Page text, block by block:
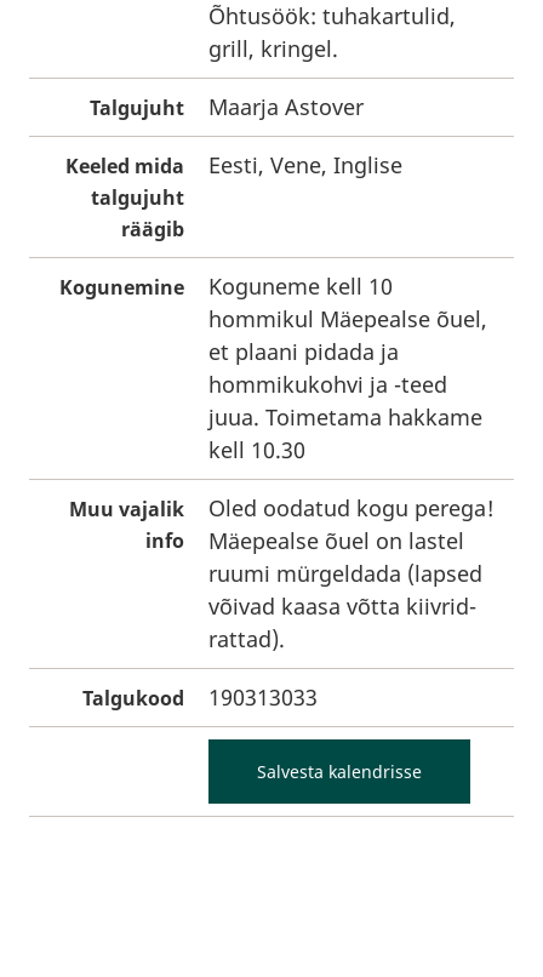
Õhtusöök: tuhakartulid,
grill, kringel.
Talgujuht Maarja Astover
Keeled mida
talgujuht
räägib
Eesti, Vene, Inglise
Kogunemine
Koguneme kell 10
hommikul Mäepealse õuel,
et plaani pidada ja
hommikukohvi ja -teed
juua. Toimetama hakkame
kell 10.30
Muu vajalik
info
Oled oodatud kogu perega!
Mäepealse õuel on lastel
ruumi mürgeldada (lapsed
võivad kaasa võtta kiivrid-
rattad).
Talgukood 190313033
Salvesta kalendrisse